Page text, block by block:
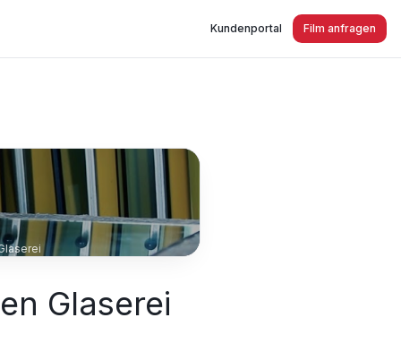
Kundenportal Film anfragen
Glaserei
Glaserei